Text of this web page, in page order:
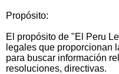
Propósito:
El propósito de "El Peru
legales que proporcionan
para buscar información
resoluciones, directivas.